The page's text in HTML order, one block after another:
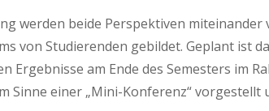
werden beide Perspektiven miteinander
von Studierenden gebildet. Geplant ist
Ergebnisse am Ende des Semesters im
Sinne einer „Mini-Konferenz“ vorgestellt